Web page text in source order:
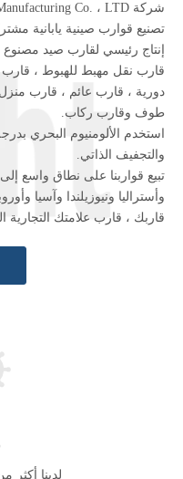
تصنيع قوارب صينية يابانية مشتركة لديها
إنتاج رئيسي لقارب صيد مصنوع
قارب نقل مهبط للهبوط ،
دورية ، قارب عائم ، قارب
طوف وقارب ركاب.
والتجفيف الذاتي.
تبيع قواربنا على نطاق واسع إلى
وأستراليا ونيوزيلندا وآسيا
قاربك ، قارب علامتك التجارية
لدينا أكثر من 15 عاما من